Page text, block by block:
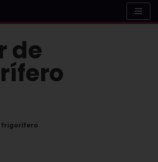
de
frigorífero